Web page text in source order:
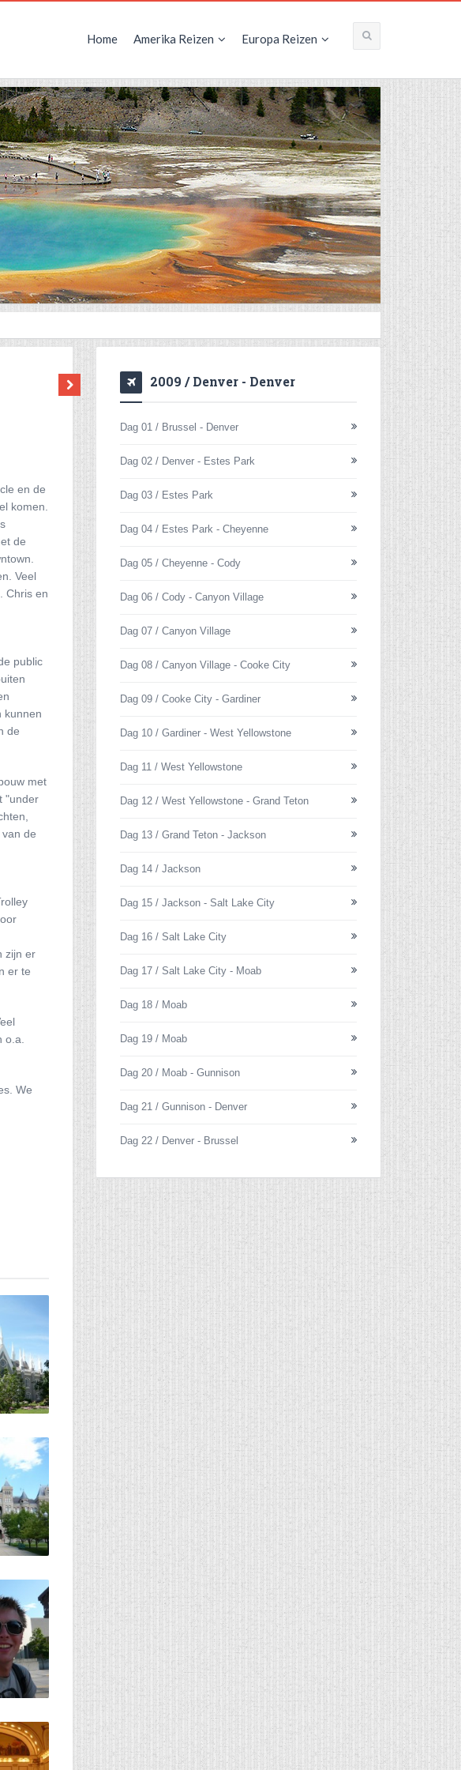
Home Amerika Reizen Europa Reizen
en de
komen.
de
Veel
Chris en
public
kunnen
de
met
"under
de
zijn er
er te
We
2009 / Denver - Denver
Dag 01 / Brussel - Denver
Dag 02 / Denver - Estes Park
Dag 03 / Estes Park
Dag 04 / Estes Park - Cheyenne
Dag 05 / Cheyenne - Cody
Dag 06 / Cody - Canyon Village
Dag 07 / Canyon Village
Dag 08 / Canyon Village - Cooke City
Dag 09 / Cooke City - Gardiner
Dag 10 / Gardiner - West Yellowstone
Dag 11 / West Yellowstone
Dag 12 / West Yellowstone - Grand Teton
Dag 13 / Grand Teton - Jackson
Dag 14 / Jackson
Dag 15 / Jackson - Salt Lake City
Dag 16 / Salt Lake City
Dag 17 / Salt Lake City - Moab
Dag 18 / Moab
Dag 19 / Moab
Dag 20 / Moab - Gunnison
Dag 21 / Gunnison - Denver
Dag 22 / Denver - Brussel